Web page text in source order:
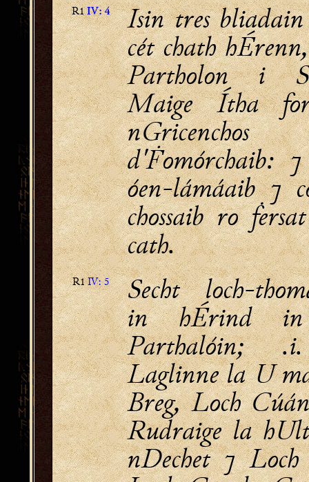
R1IV: 4
Isin tres
cét chath
Partholon i
Maige Ítha
nGricenchos
d'Ḟomórchaib:
óen-lámáaib ⁊
chossaib ro
cath.
R1IV: 5
Secht loch-
in hÉrind in
Parthalóin;
Laglinne la U
Breg, Loch
Rudraige la
nDechet ⁊